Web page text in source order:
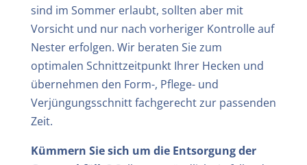
sind im Sommer erlaubt, sollten aber mit
Vorsicht und nur nach vorheriger Kontrolle auf
Nester erfolgen. Wir beraten Sie zum
optimalen Schnittzeitpunkt Ihrer Hecken und
übernehmen den Form-, Pflege- und
Verjüngungsschnitt fachgerecht zur passenden
Zeit.
Kümmern Sie sich um die Entsorgung der